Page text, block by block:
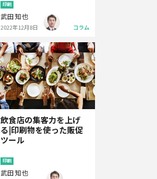
印刷
武田 知也
2022年12月8日 コラム
飲食店の集客力を上げ
る|印刷物を使った販促
ツール
印刷
武田 知也